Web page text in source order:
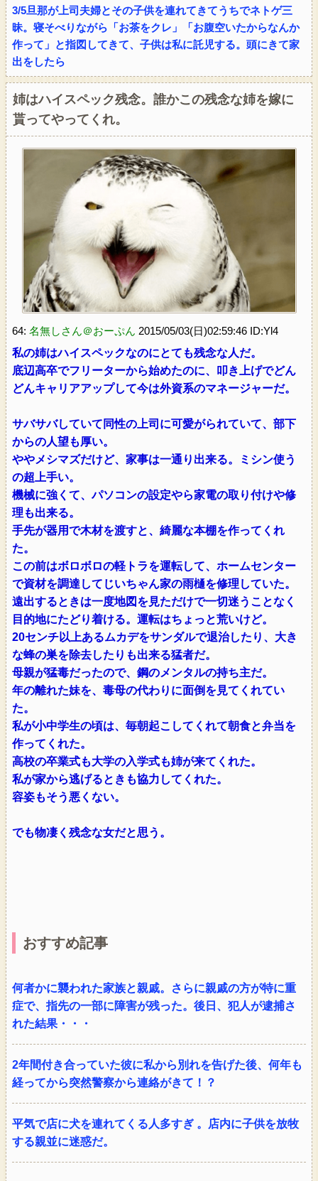
3/5旦那が上司夫婦とその子供を連れてきてうちでネトゲ三
昧。寝そべりながら「お茶をクレ」「お腹空いたからなんか
作って」と指図してきて、子供は私に託児する。頭にきて家
出をしたら
姉はハイスペック残念。誰かこの残念な姉を嫁に
貰ってやってくれ。
64: 名無しさん＠おーぷん 2015/05/03(日)02:59:46 ID:Yl4
私の姉はハイスペックなのにとても残念な人だ。
底辺高卒でフリーターから始めたのに、叩き上げでどん
どんキャリアアップして今は外資系のマネージャーだ。
サバサバしていて同性の上司に可愛がられていて、部下
からの人望も厚い。
ややメシマズだけど、家事は一通り出来る。ミシン使う
の超上手い。
機械に強くて、パソコンの設定やら家電の取り付けや修
理も出来る。
手先が器用で木材を渡すと、綺麗な本棚を作ってくれ
た。
この前はボロボロの軽トラを運転して、ホームセンター
で資材を調達してじいちゃん家の雨樋を修理していた。
遠出するときは一度地図を見ただけで一切迷うことなく
目的地にたどり着ける。運転はちょっと荒いけど。
20センチ以上あるムカデをサンダルで退治したり、大き
な蜂の巣を除去したりも出来る猛者だ。
母親が猛毒だったので、鋼のメンタルの持ち主だ。
年の離れた妹を、毒母の代わりに面倒を見てくれてい
た。
私が小中学生の頃は、毎朝起こしてくれて朝食と弁当を
作ってくれた。
高校の卒業式も大学の入学式も姉が来てくれた。
私が家から逃げるときも協力してくれた。
容姿もそう悪くない。
でも物凄く残念な女だと思う。
おすすめ記事
何者かに襲われた家族と親戚。さらに親戚の方が特に重
症で、指先の一部に障害が残った。後日、犯人が逮捕さ
れた結果・・・
2年間付き合っていた彼に私から別れを告げた後、何年も
経ってから突然警察から連絡がきて！？
平気で店に犬を連れてくる人多すぎ 。店内に子供を放牧
する親並に迷惑だ。